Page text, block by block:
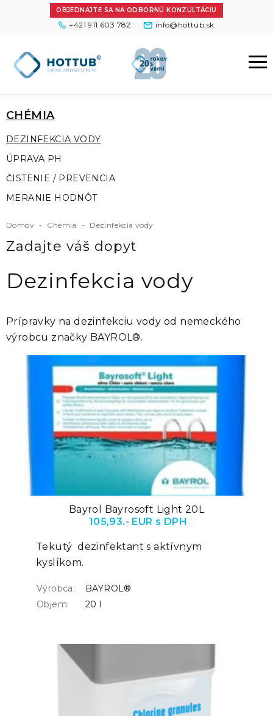
OBJEDNAJTE SA NA ODBORNÚ KONZULTÁCIU
+421 911 603 782 info@hottub.sk
CHÉMIA
DEZINFEKCIA VODY
ÚPRAVA PH
ČISTENIE / PREVENCIA
MERANIE HODNÔT
Domov - Chémia - Dezinfekcia vody
Zadajte váš dopyt
Dezinfekcia vody
Prípravky na dezinfekciu vody od nemeckého
výrobcu značky BAYROL®.
Bayrol Bayrosoft Light 20L
105,93.- EUR s DPH
Tekutý dezinfektant s aktívnym
kyslíkom.
Výrobca:
BAYROL®
Objem:
20 l